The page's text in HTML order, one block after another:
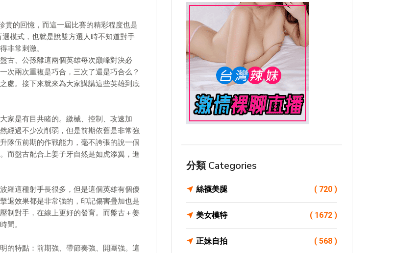
貴的回憶，而這一屆比賽的精彩程度也是
模式，也就是說雙方選人時不知道對手
非常刺激。
古、公孫離這兩個英雄每次巔峰對決必
次兩次重複是巧合，三次了還是巧合么？
處。接下來就來為大家講講這些英雄到底
家是有目共睹的。繳械、控制、攻速加
經過不少次削弱，但是前期依舊是非常強
隊伍前期的作戰能力，毫不誇張的說一個
而盤古配合上姜子牙自然是如虎添翼，進
羅這種射手長很多，但是這個英雄有個優
退效果都是非常強的，印記傷害疊加也是
制對手，在線上更好的發育。而盤古＋姜
間。
的特點：前期強、帶節奏強、開團強。這
分類 Categories
絲襪美腿 ( 720 )
美女模特 ( 1672 )
正妹自拍 ( 568 )